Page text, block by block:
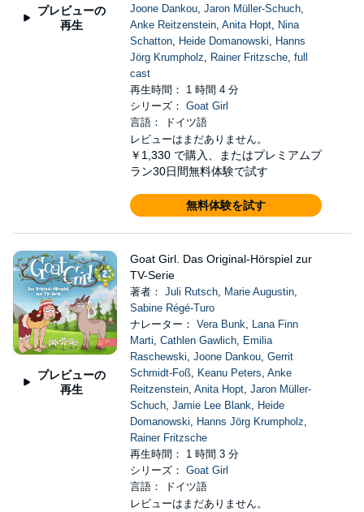
プレビューの
再生
Joone Dankou, Jaron Müller-Schuch,
Anke Reitzenstein, Anita Hopt, Nina
Schatton, Heide Domanowski, Hanns
Jörg Krumpholz, Rainer Fritzsche, full
cast
再生時間： 1 時間 4 分
シリーズ： Goat Girl
言語： ドイツ語
レビューはまだありません。
￥1,330 で購入、またはプレミアムプ
ラン30日間無料体験で試す
無料体験を試す
プレビューの
再生
Goat Girl. Das Original-Hörspiel zur
TV-Serie
著者： Juli Rutsch, Marie Augustin,
Sabine Régé-Turo
ナレーター： Vera Bunk, Lana Finn
Marti, Cathlen Gawlich, Emilia
Raschewski, Joone Dankou, Gerrit
Schmidt-Foß, Keanu Peters, Anke
Reitzenstein, Anita Hopt, Jaron Müller-
Schuch, Jamie Lee Blank, Heide
Domanowski, Hanns Jörg Krumpholz,
Rainer Fritzsche
再生時間： 1 時間 3 分
シリーズ： Goat Girl
言語： ドイツ語
レビューはまだありません。